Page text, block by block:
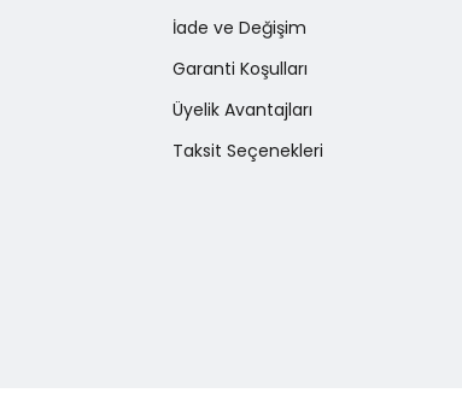
İade ve Değişim
Garanti Koşulları
Üyelik Avantajları
Taksit Seçenekleri